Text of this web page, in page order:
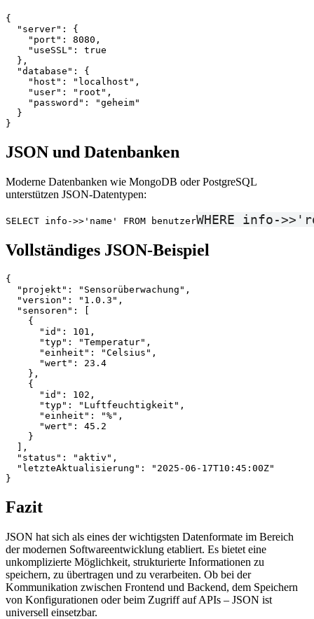
{
  "server": {
    "port": 8080,
    "useSSL": true
  },
  "database": {
    "host": "localhost",
    "user": "root",
    "password": "geheim"
  }
JSON und Datenbanken
Moderne Datenbanken wie MongoDB oder PostgreSQL
unterstützen JSON-Datentypen:
SELECT info->>'name' FROM benutzerWHERE info-
Vollständiges JSON-Beispiel
{
  "projekt": "Sensorüberwachung",
  "version": "1.0.3",
  "sensoren": [
    {
      "id": 101,
      "typ": "Temperatur",
      "einheit": "Celsius",
      "wert": 23.4
    },
    {
      "id": 102,
      "typ": "Luftfeuchtigkeit",
      "einheit": "%",
      "wert": 45.2
    }
  ],
  "status": "aktiv",
  "letzteAktualisierung": "2025-06-17T10:45:00Z"
Fazit
JSON hat sich als eines der wichtigsten Datenformate im Bereich
der modernen Softwareentwicklung etabliert. Es bietet eine
unkomplizierte Möglichkeit, strukturierte Informationen zu
speichern, zu übertragen und zu verarbeiten. Ob bei der
Kommunikation zwischen Frontend und Backend, dem Speichern
von Konfigurationen oder beim Zugriff auf APIs – JSON ist
universell einsetzbar.